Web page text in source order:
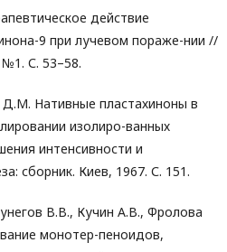
действие
9 при лучевом пораже-нии //
С. 53–58.
Нативные пластахиноны в
изолиро-ванных
интенсивности и
сборник. Киев, 1967. С. 151.
В.В., Кучин А.В., Фролова
монотер-пеноидов,